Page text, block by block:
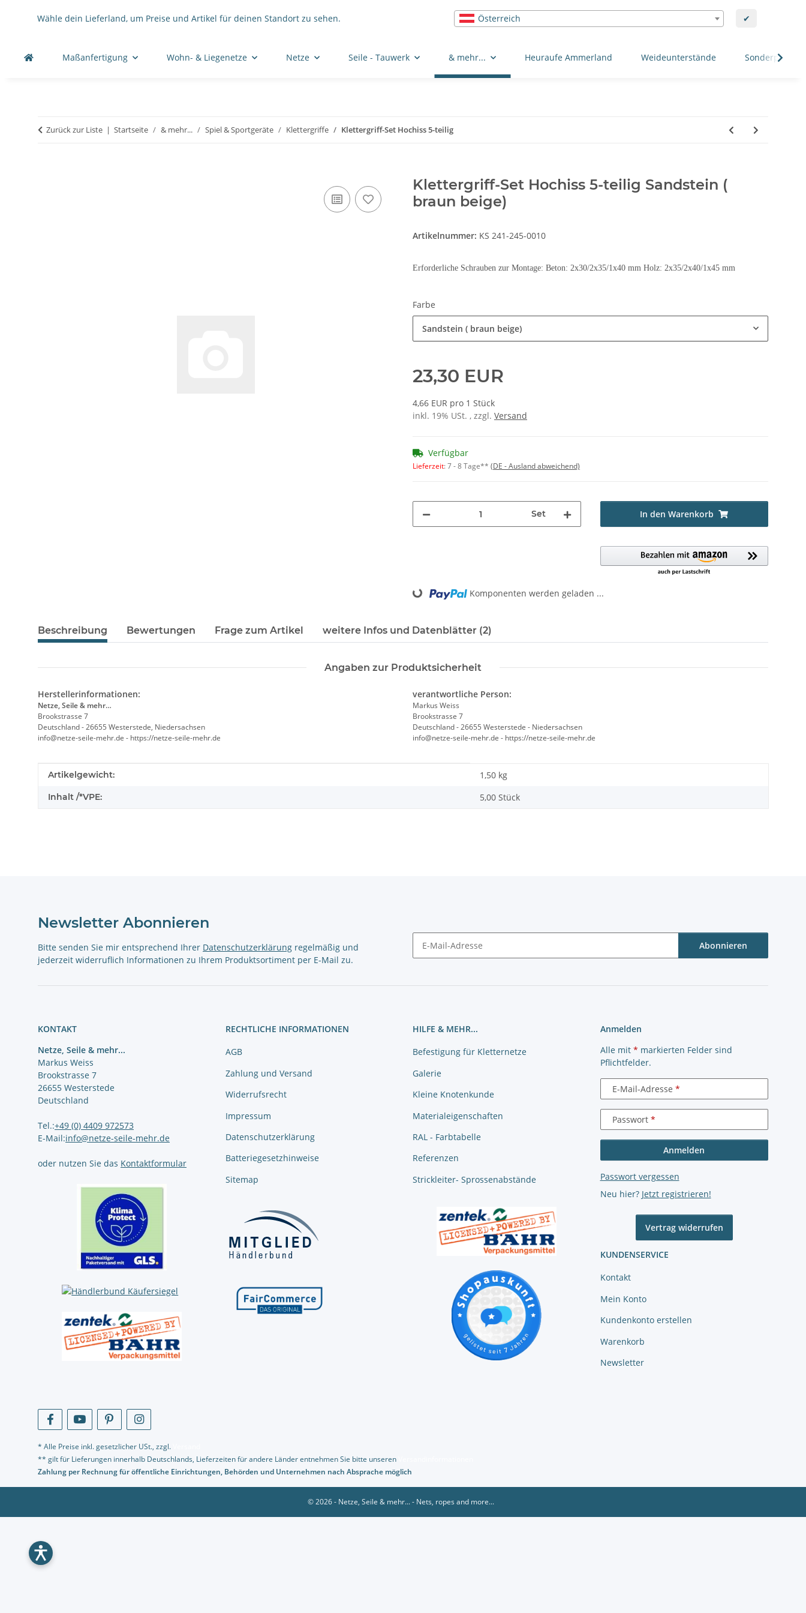
Wähle dein Lieferland, um Preise und Artikel für deinen Standort zu sehen. Österreich ✔
Maßanfertigung Wohn- & Liegenetze Netze Seile - Tauwerk & mehr... Heuraufe Ammerland Weideunterstände Sonderposten
Zurück zur Liste Startseite & mehr... Spiel & Sportgeräte Klettergriffe Klettergriff-Set Hochiss 5-teilig
Klettergriff-Set Hochiss 5-teilig Sandstein (
braun beige)
Artikelnummer: KS 241-245-0010
Erforderliche Schrauben zur Montage: Beton: 2x30/2x35/1x40 mm Holz: 2x35/2x40/1x45 mm
Farbe
Sandstein ( braun beige)
23,30 EUR
4,66 EUR pro 1 Stück
inkl. 19% USt. , zzgl. Versand
Verfügbar
Lieferzeit:7 - 8 Tage** (DE - Ausland abweichend)
Set In den Warenkorb
Loading... Komponenten werden geladen ...
Beschreibung Bewertungen Frage zum Artikel weitere Infos und Datenblätter (2)
Angaben zur Produktsicherheit
Herstellerinformationen:
Netze, Seile & mehr…
Brookstrasse 7
Deutschland - 26655 Westerstede, Niedersachsen
info@netze-seile-mehr.de - https://netze-seile-mehr.de
verantwortliche Person:
Markus Weiss
Brookstrasse 7
Deutschland - 26655 Westerstede - Niedersachsen
info@netze-seile-mehr.de - https://netze-seile-mehr.de
Produkteigenschaft
Wert
Artikelgewicht: 1,50 kg
Inhalt /*VPE: 5,00 Stück
Newsletter Abonnieren
Bitte senden Sie mir entsprechend Ihrer Datenschutzerklärung regelmäßig und
jederzeit widerruflich Informationen zu Ihrem Produktsortiment per E-Mail zu.
Abonnieren
KONTAKT
Netze, Seile & mehr...
Markus Weiss
Brookstrasse 7
26655 Westerstede
Deutschland
Tel.:+49 (0) 4409 972573
E-Mail:info@netze-seile-mehr.de
oder nutzen Sie das Kontaktformular
RECHTLICHE INFORMATIONEN
AGB
Zahlung und Versand
Widerrufsrecht
Impressum
Datenschutzerklärung
Batteriegesetzhinweise
Sitemap
HILFE & MEHR...
Befestigung für Kletternetze
Galerie
Kleine Knotenkunde
Materialeigenschaften
RAL - Farbtabelle
Referenzen
Strickleiter- Sprossenabstände
Anmelden
Alle mit * markierten Felder sind
Pflichtfelder.
E-Mail-Adresse
Passwort
Anmelden
Passwort vergessen
Neu hier? Jetzt registrieren!
Vertrag widerrufen
KUNDENSERVICE
Kontakt
Mein Konto
Kundenkonto erstellen
Warenkorb
Newsletter
* Alle Preise inkl. gesetzlicher USt., zzgl.
** gilt für Lieferungen innerhalb Deutschlands, Lieferzeiten für andere Länder entnehmen Sie bitte unseren
Zahlung per Rechnung für öffentliche Einrichtungen, Behörden und Unternehmen nach Absprache möglich
© 2026 - Netze, Seile & mehr... - Nets, ropes and more...